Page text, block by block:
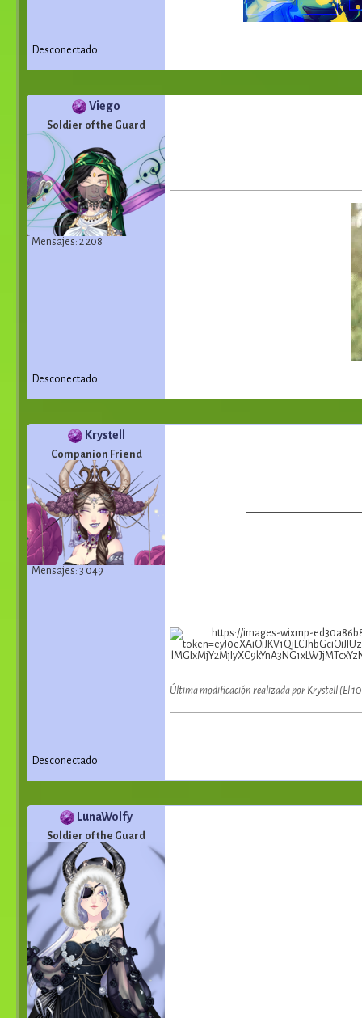
Desconectado
Viego
Soldier of the Guard
Mensajes: 2 208
Desconectado
Krystell
Companion Friend
Mensajes: 3 049
Última modificación realizada por Krystell (El
Desconectado
LunaWolfy
Soldier of the Guard